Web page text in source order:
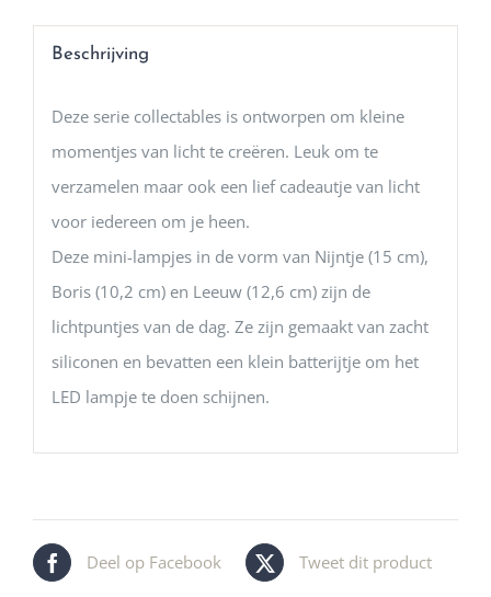
Beschrijving
Deze serie collectables is ontworpen om kleine
momentjes van licht te creëren. Leuk om te
verzamelen maar ook een lief cadeautje van licht
voor iedereen om je heen.
Deze mini-lampjes in de vorm van Nijntje (15 cm),
Boris (10,2 cm) en Leeuw (12,6 cm) zijn de
lichtpuntjes van de dag. Ze zijn gemaakt van zacht
siliconen en bevatten een klein batterijtje om het
LED lampje te doen schijnen.
Deel op Facebook Tweet dit product